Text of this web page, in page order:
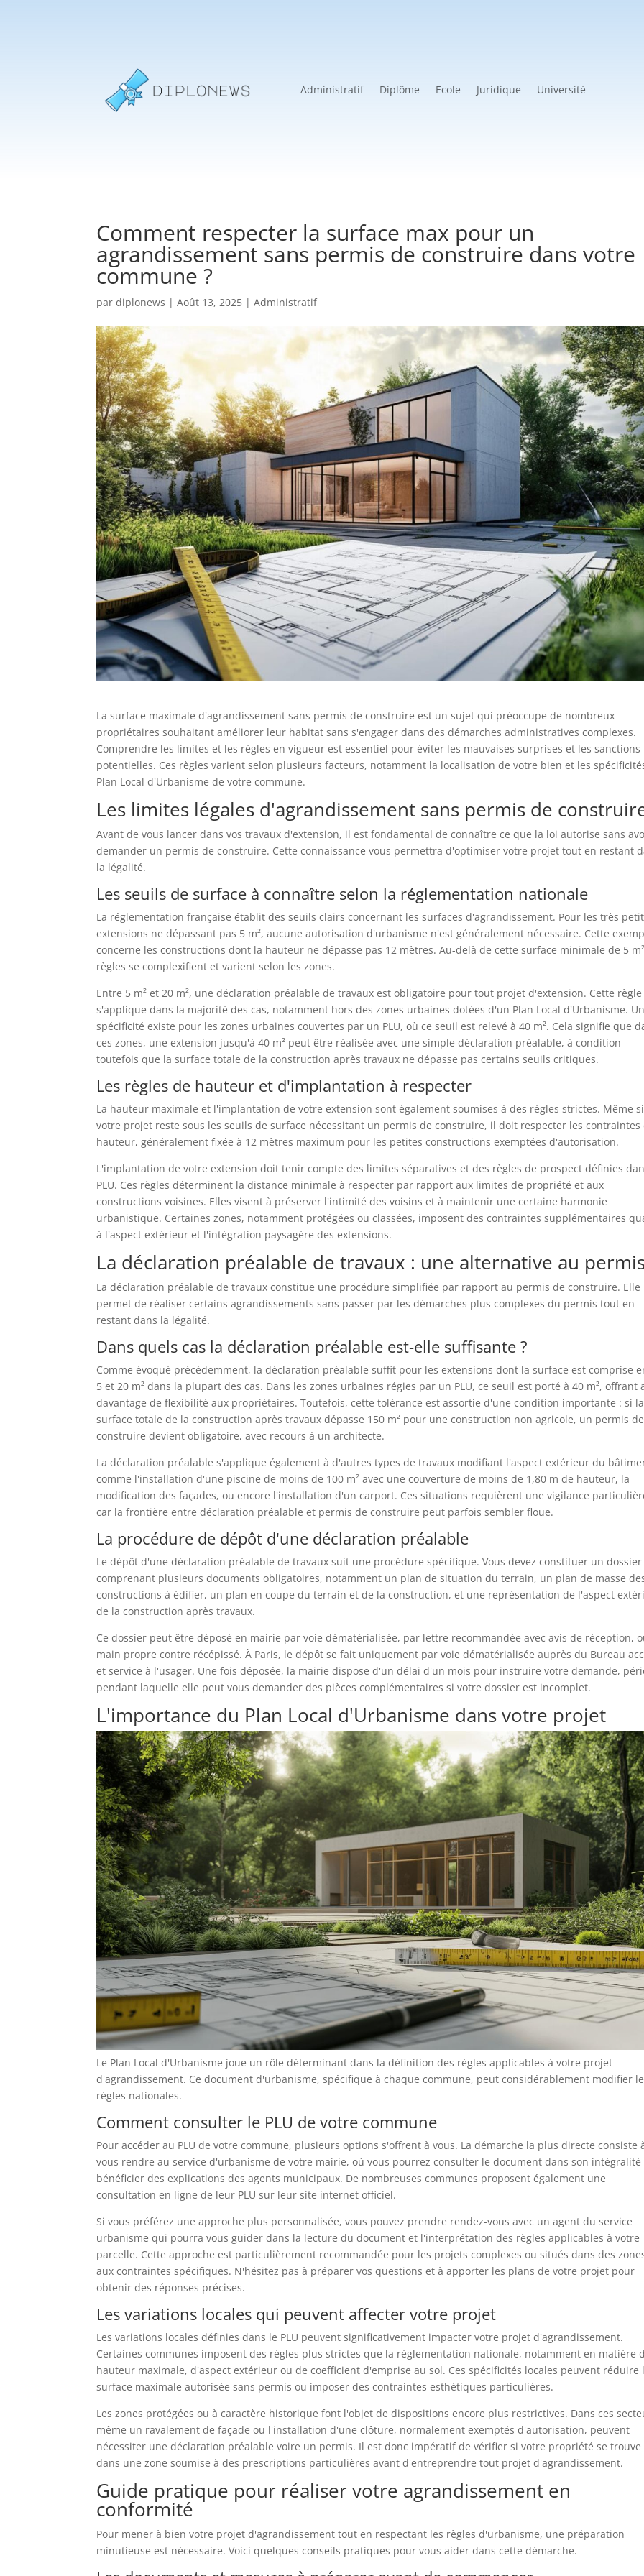
Administratif Diplôme Ecole Juridique Université
Comment respecter la surface max pour un
agrandissement sans permis de construire dans votre
commune ?
pardiplonews |Août 13, 2025 |Administratif
La surface maximale d'agrandissement sans permis de construire est un sujet qui préoccupe de nombreux
propriétaires souhaitant améliorer leur habitat sans s'engager dans des démarches administratives complexes.
Comprendre les limites et les règles en vigueur est essentiel pour éviter les mauvaises surprises et les sanctions
potentielles. Ces règles varient selon plusieurs facteurs, notamment la localisation de votre bien et les
Plan Local d'Urbanisme de votre commune.
Les limites légales d'agrandissement sans permis de
Avant de vous lancer dans vos travaux d'extension, il est fondamental de connaître ce que la loi autorise sans
demander un permis de construire. Cette connaissance vous permettra d'optimiser votre projet tout en restant
la légalité.
Les seuils de surface à connaître selon la réglementation nationale
La réglementation française établit des seuils clairs concernant les surfaces d'agrandissement. Pour les très
extensions ne dépassant pas 5 m², aucune autorisation d'urbanisme n'est généralement nécessaire. Cette
concerne les constructions dont la hauteur ne dépasse pas 12 mètres. Au-delà de cette surface minimale de 5
règles se complexifient et varient selon les zones.
Entre 5 m² et 20 m², une déclaration préalable de travaux est obligatoire pour tout projet d'extension. Cette règle
s'applique dans la majorité des cas, notamment hors des zones urbaines dotées d'un Plan Local d'Urbanisme.
spécificité existe pour les zones urbaines couvertes par un PLU, où ce seuil est relevé à 40 m². Cela signifie que
ces zones, une extension jusqu'à 40 m² peut être réalisée avec une simple déclaration préalable, à condition
toutefois que la surface totale de la construction après travaux ne dépasse pas certains seuils critiques.
Les règles de hauteur et d'implantation à respecter
La hauteur maximale et l'implantation de votre extension sont également soumises à des règles strictes. Même si
votre projet reste sous les seuils de surface nécessitant un permis de construire, il doit respecter les contraintes
hauteur, généralement fixée à 12 mètres maximum pour les petites constructions exemptées d'autorisation.
L'implantation de votre extension doit tenir compte des limites séparatives et des règles de prospect définies
PLU. Ces règles déterminent la distance minimale à respecter par rapport aux limites de propriété et aux
constructions voisines. Elles visent à préserver l'intimité des voisins et à maintenir une certaine harmonie
urbanistique. Certaines zones, notamment protégées ou classées, imposent des contraintes supplémentaires
à l'aspect extérieur et l'intégration paysagère des extensions.
La déclaration préalable de travaux : une alternative au
La déclaration préalable de travaux constitue une procédure simplifiée par rapport au permis de construire. Elle
permet de réaliser certains agrandissements sans passer par les démarches plus complexes du permis tout en
restant dans la légalité.
Dans quels cas la déclaration préalable est-elle suffisante ?
Comme évoqué précédemment, la déclaration préalable suffit pour les extensions dont la surface est comprise
5 et 20 m² dans la plupart des cas. Dans les zones urbaines régies par un PLU, ce seuil est porté à 40 m², offrant
davantage de flexibilité aux propriétaires. Toutefois, cette tolérance est assortie d'une condition importante : si la
surface totale de la construction après travaux dépasse 150 m² pour une construction non agricole, un permis de
construire devient obligatoire, avec recours à un architecte.
La déclaration préalable s'applique également à d'autres types de travaux modifiant l'aspect extérieur du
comme l'installation d'une piscine de moins de 100 m² avec une couverture de moins de 1,80 m de hauteur, la
modification des façades, ou encore l'installation d'un carport. Ces situations requièrent une vigilance
car la frontière entre déclaration préalable et permis de construire peut parfois sembler floue.
La procédure de dépôt d'une déclaration préalable
Le dépôt d'une déclaration préalable de travaux suit une procédure spécifique. Vous devez constituer un dossier
comprenant plusieurs documents obligatoires, notamment un plan de situation du terrain, un plan de masse
constructions à édifier, un plan en coupe du terrain et de la construction, et une représentation de l'aspect
de la construction après travaux.
Ce dossier peut être déposé en mairie par voie dématérialisée, par lettre recommandée avec avis de réception,
main propre contre récépissé. À Paris, le dépôt se fait uniquement par voie dématérialisée auprès du Bureau
et service à l'usager. Une fois déposée, la mairie dispose d'un délai d'un mois pour instruire votre demande,
pendant laquelle elle peut vous demander des pièces complémentaires si votre dossier est incomplet.
L'importance du Plan Local d'Urbanisme dans votre projet
Le Plan Local d'Urbanisme joue un rôle déterminant dans la définition des règles applicables à votre projet
d'agrandissement. Ce document d'urbanisme, spécifique à chaque commune, peut considérablement modifier
règles nationales.
Comment consulter le PLU de votre commune
Pour accéder au PLU de votre commune, plusieurs options s'offrent à vous. La démarche la plus directe consiste
vous rendre au service d'urbanisme de votre mairie, où vous pourrez consulter le document dans son intégralité
bénéficier des explications des agents municipaux. De nombreuses communes proposent également une
consultation en ligne de leur PLU sur leur site internet officiel.
Si vous préférez une approche plus personnalisée, vous pouvez prendre rendez-vous avec un agent du service
urbanisme qui pourra vous guider dans la lecture du document et l'interprétation des règles applicables à votre
parcelle. Cette approche est particulièrement recommandée pour les projets complexes ou situés dans des
aux contraintes spécifiques. N'hésitez pas à préparer vos questions et à apporter les plans de votre projet pour
obtenir des réponses précises.
Les variations locales qui peuvent affecter votre projet
Les variations locales définies dans le PLU peuvent significativement impacter votre projet d'agrandissement.
Certaines communes imposent des règles plus strictes que la réglementation nationale, notamment en matière
hauteur maximale, d'aspect extérieur ou de coefficient d'emprise au sol. Ces spécificités locales peuvent réduire
surface maximale autorisée sans permis ou imposer des contraintes esthétiques particulières.
Les zones protégées ou à caractère historique font l'objet de dispositions encore plus restrictives. Dans ces
même un ravalement de façade ou l'installation d'une clôture, normalement exemptés d'autorisation, peuvent
nécessiter une déclaration préalable voire un permis. Il est donc impératif de vérifier si votre propriété se trouve
dans une zone soumise à des prescriptions particulières avant d'entreprendre tout projet d'agrandissement.
Guide pratique pour réaliser votre agrandissement en
conformité
Pour mener à bien votre projet d'agrandissement tout en respectant les règles d'urbanisme, une préparation
minutieuse est nécessaire. Voici quelques conseils pratiques pour vous aider dans cette démarche.